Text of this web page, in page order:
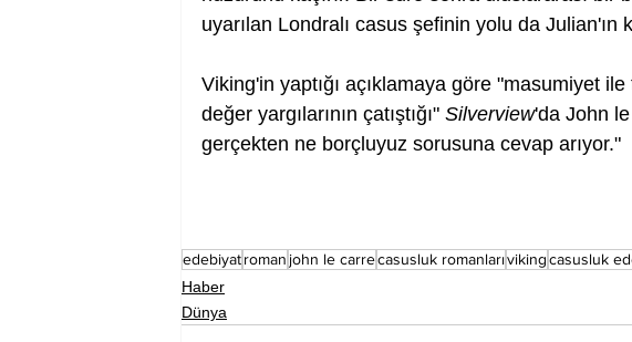
uyarılan Londralı casus şefinin yolu da Julian'ın
Viking'in yaptığı açıklamaya göre "masumiyet
değer yargılarının çatıştığı" Silverview'da John
gerçekten ne borçluyuz sorusuna cevap arıyor."
edebiyatroman john le carrecasusluk romanlarıvikingcasusluk
Haber
Dünya